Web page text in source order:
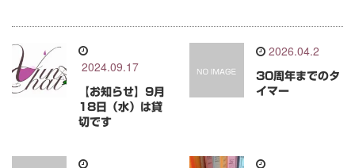
2024.09.17
【お知らせ】9月
18日（水）は貸
切です
2026.04.2
30周年までのタ
イマー